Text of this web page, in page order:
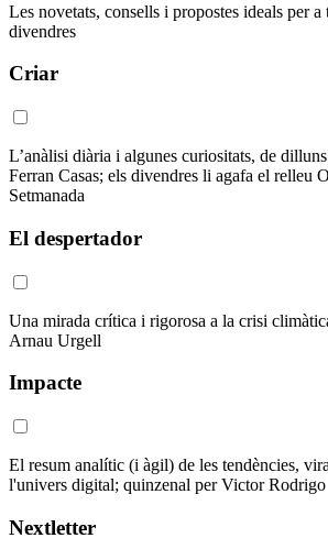
Les novetats, consells i propostes ideals per a
divendres
Criar
L’anàlisi diària i algunes curiositats, de
Ferran Casas; els divendres li agafa el relleu
Setmanada
El despertador
Una mirada crítica i rigorosa a la crisi
Arnau Urgell
Impacte
El resum analític (i àgil) de les tendències,
l'univers digital; quinzenal per Victor Rodrigo
Nextletter